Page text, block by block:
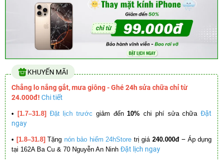
KHUYẾN MÃI
Chẳng lo nắng gắt, mưa giông - Ghé 24h sửa chữa chỉ từ
24.000đ! Chi tiết
• [1.7–31.8] Đặt lịch trước giảm đến10% chi phí sửa chữa Đặt
ngay
• [1.8–31.8] Tặng nón bảo hiểm 24hStore trị giá 240.000đ – Áp dụng
tại 162A Ba Cu & 70 Nguyễn An Ninh Đặt lịch ngay